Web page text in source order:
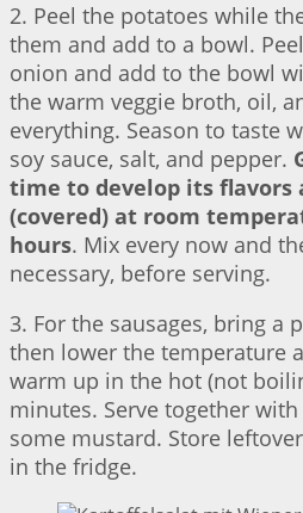
2. Peel the potatoes while
them and add to a bowl.
onion and add to the bowl
the warm veggie broth, oil,
everything. Season to taste
soy sauce, salt, and pepper.
time to develop its
(covered) at room
hours. Mix every now and
necessary, before serving.
3. For the sausages, bring a
then lower the temperature
warm up in the hot (not
minutes. Serve together
some mustard. Store
in the fridge.